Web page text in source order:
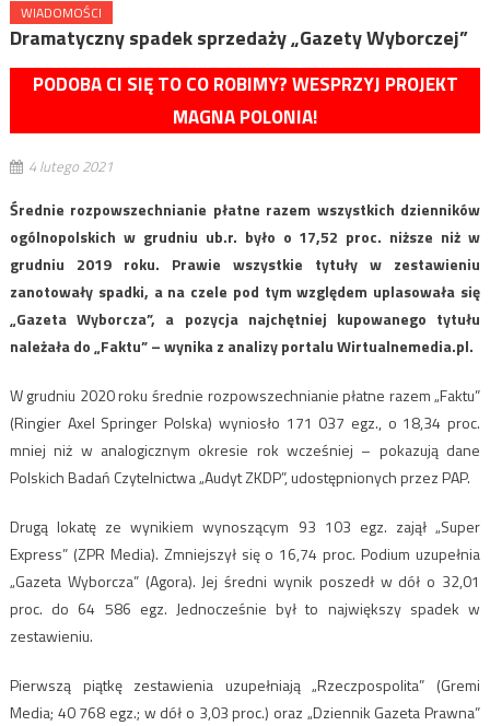
WIADOMOŚCI
Dramatyczny spadek sprzedaży „Gazety Wyborczej”
PODOBA CI SIĘ TO CO ROBIMY? WESPRZYJ PROJEKT
MAGNA POLONIA!
4 lutego 2021
Średnie rozpowszechnianie płatne razem wszystkich dzienników
ogólnopolskich w grudniu ub.r. było o 17,52 proc. niższe niż w
grudniu 2019 roku. Prawie wszystkie tytuły w zestawieniu
zanotowały spadki, a na czele pod tym względem uplasowała się
„Gazeta Wyborcza”, a pozycja najchętniej kupowanego tytułu
należała do „Faktu” – wynika z analizy portalu Wirtualnemedia.pl.
W grudniu 2020 roku średnie rozpowszechnianie płatne razem „Faktu”
(Ringier Axel Springer Polska) wyniosło 171 037 egz., o 18,34 proc.
mniej niż w analogicznym okresie rok wcześniej – pokazują dane
Polskich Badań Czytelnictwa „Audyt ZKDP”, udostępnionych przez PAP.
Drugą lokatę ze wynikiem wynoszącym 93 103 egz. zajął „Super
Express” (ZPR Media). Zmniejszył się o 16,74 proc. Podium uzupełnia
„Gazeta Wyborcza” (Agora). Jej średni wynik poszedł w dół o 32,01
proc. do 64 586 egz. Jednocześnie był to największy spadek w
zestawieniu.
Pierwszą piątkę zestawienia uzupełniają „Rzeczpospolita” (Gremi
Media; 40 768 egz.; w dół o 3,03 proc.) oraz „Dziennik Gazeta Prawna”